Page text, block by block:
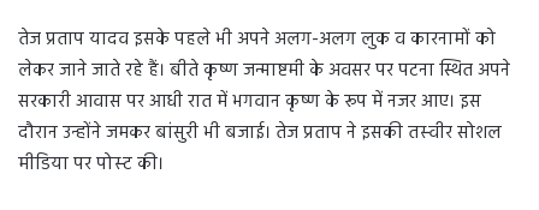
तेज प्रताप यादव इसके पहले भी अपने अलग-अलग लुक व कारनामों को
लेकर जाने जाते रहे हैं। बीते कृष्ण जन्माष्टमी के अवसर पर पटना स्थित अपने
सरकारी आवास पर आधी रात में भगवान कृष्ण के रूप में नजर आए। इस
दौरान उन्होंने जमकर बांसुरी भी बजाई। तेज प्रताप ने इसकी तस्‍वीर सोशल
मीडिया पर पोस्‍ट की।